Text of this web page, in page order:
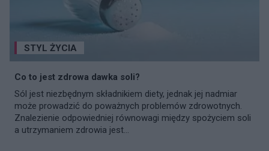
STYL ŻYCIA
Co to jest zdrowa dawka soli?
Sól jest niezbędnym składnikiem diety, jednak jej nadmiar
może prowadzić do poważnych problemów zdrowotnych.
Znalezienie odpowiedniej równowagi między spożyciem soli
a utrzymaniem zdrowia jest...